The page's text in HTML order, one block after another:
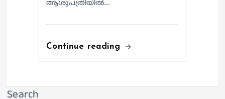
ആശുപത്രിയില്‍…
Continue reading
Search